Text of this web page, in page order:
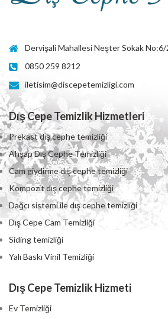
Dervişali Mahallesi Neşter Sokak
0850 259 8212
iletisim@discepetemizligi.com
Dış Cepe Temizlik Hizmetleri
Prekast dış cephe temizliği
Ahşap Dış Cephe Temizliği
Cam giydirme dış cephe temizliği
Kompozit dış cephe temizliği
Dağcı sistemi ile dış cephe temizliği
Dış Cepe Cam Temizliği
Siding temizliği
Yalı Baskı Vinil Temizliği
Dış Cepe Temizlik Hizmeti
Ev Temizliği